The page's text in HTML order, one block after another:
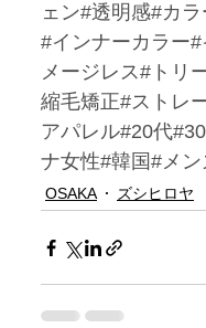
ェン#透明感#カ
#インナーカラー
メージレス#トリ
縮毛矯正#ストレ
アパレル#20代
ナ女性#韓国#メン
OSAKA ズシヒロヤ